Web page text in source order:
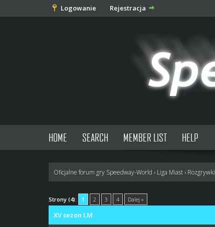
Logowanie Rejestracja
HOME SEARCH MEMBER LIST HELP
Oficjalne forum gry Speedway-World › Liga Miast › Rozgrywki
Strony (4): 1 2 3 4 Dalej »
0 głosów - średnia: 0
12345
XV sezon LM